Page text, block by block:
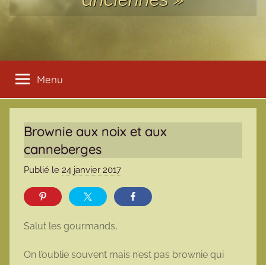
Menu
Brownie aux noix et aux
canneberges
Publié le 24 janvier 2017
a
Salut les gourmands,
On l’oublie souvent mais n’est pas brownie qui